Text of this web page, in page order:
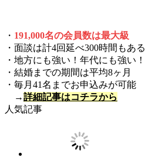
・ 191,000名の会員数は最大級
・面談は計4回延べ300時間もある
・地方にも強い！年代にも強い！
・結婚までの期間は平均8ヶ月
・毎月41名までお申込みが可能
→詳細記事はコチラから
人気記事